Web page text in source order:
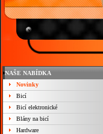
NAŠE NABÍDKA
Novinky
Bicí
Bicí elektronické
Blány na bicí
Hardware